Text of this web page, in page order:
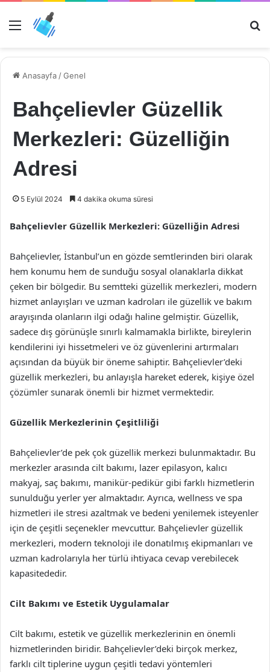
Menü
Anasayfa /Genel
Bahçelievler Güzellik
Merkezleri: Güzelliğin
Adresi
5 Eylül 2024 4 dakika okuma süresi
Bahçelievler Güzellik Merkezleri: Güzelliğin Adresi
Bahçelievler, İstanbul’un en gözde semtlerinden biri olarak
hem konumu hem de sunduğu sosyal olanaklarla dikkat
çeken bir bölgedir. Bu semtteki güzellik merkezleri, modern
hizmet anlayışları ve uzman kadroları ile güzellik ve bakım
arayışında olanların ilgi odağı haline gelmiştir. Güzellik,
sadece dış görünüşle sınırlı kalmamakla birlikte, bireylerin
kendilerini iyi hissetmeleri ve öz güvenlerini artırmaları
açısından da büyük bir öneme sahiptir. Bahçelievler’deki
güzellik merkezleri, bu anlayışla hareket ederek, kişiye özel
çözümler sunarak önemli bir hizmet vermektedir.
Güzellik Merkezlerinin Çeşitliliği
Bahçelievler’de pek çok güzellik merkezi bulunmaktadır. Bu
merkezler arasında cilt bakımı, lazer epilasyon, kalıcı
makyaj, saç bakımı, manikür-pedikür gibi farklı hizmetlerin
sunulduğu yerler yer almaktadır. Ayrıca, wellness ve spa
hizmetleri ile stresi azaltmak ve bedeni yenilemek isteyenler
için de çeşitli seçenekler mevcuttur. Bahçelievler güzellik
merkezleri, modern teknoloji ile donatılmış ekipmanları ve
uzman kadrolarıyla her türlü ihtiyaca cevap verebilecek
kapasitededir.
Cilt Bakımı ve Estetik Uygulamalar
Cilt bakımı, estetik ve güzellik merkezlerinin en önemli
hizmetlerinden biridir. Bahçelievler’deki birçok merkez,
farklı cilt tiplerine uygun çeşitli tedavi yöntemleri